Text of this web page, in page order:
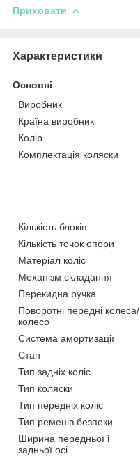
Приховати
Характеристики
Основні
Виробник
Країна виробник
Колір
Комплектація коляски
Кількість блоків
Кількість точок опори
Матеріал коліс
Механізм складання
Перекидна ручка
Поворотні передні колеса/
колесо
Система амортизації
Стан
Тип задніх коліс
Тип коляски
Тип передніх коліс
Тип ременів безпеки
Ширина передньої і
задньої осі